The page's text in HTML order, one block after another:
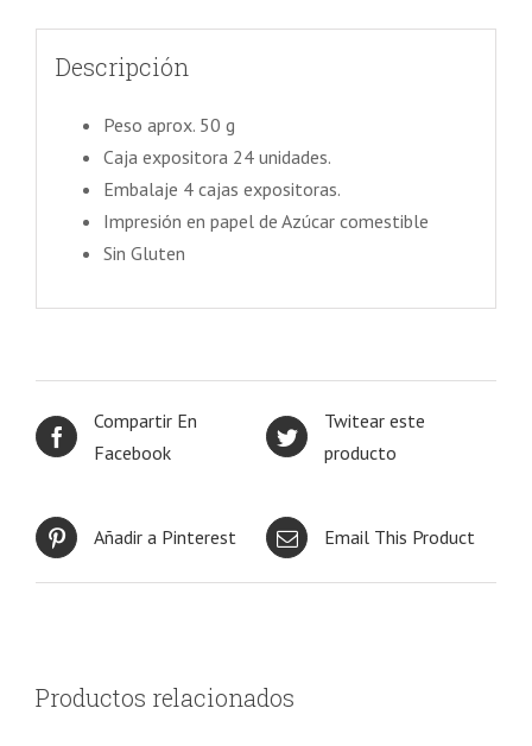
Descripción
Peso aprox. 50 g
Caja expositora 24 unidades.
Embalaje 4 cajas expositoras.
Impresión en papel de Azúcar comestible
Sin Gluten
Compartir En
Facebook
Twitear este
producto
Añadir a Pinterest Email This Product
Productos relacionados